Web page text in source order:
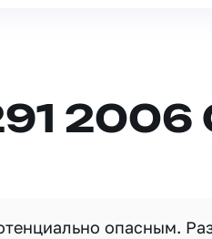
2006
опасным.